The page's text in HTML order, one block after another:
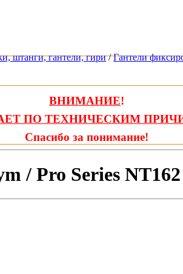
штанги, гантели, гири/Гантели
ВНИМАНИЕ!
ПО ТЕХНИЧЕСКИМ
Спасибо за понимание!
/ Pro Series NT162